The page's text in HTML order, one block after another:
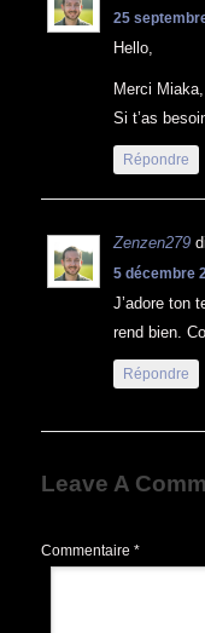
25
Hello,
Merci
Si t’as
Répondre
Zenzen279
5 décembre
J’adore ton
rend bien.
Répondre
Leave A
Commentaire *